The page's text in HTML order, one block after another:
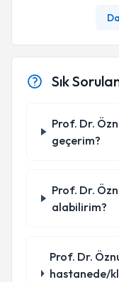
Sık
Prof. Dr.
geçerim?
Prof. Dr.
alabilirim?
Prof. Dr.
hastanede/